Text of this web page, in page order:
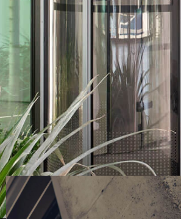
momento e per ogni necessità,
ricercando assieme la soluzione
cucita su misura alle tue esigenze.